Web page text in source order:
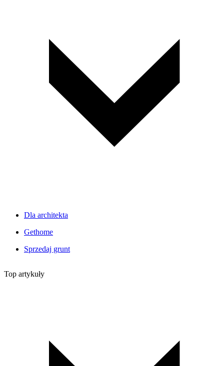
Dla architekta
Gethome
Sprzedaj grunt
Top artykuły